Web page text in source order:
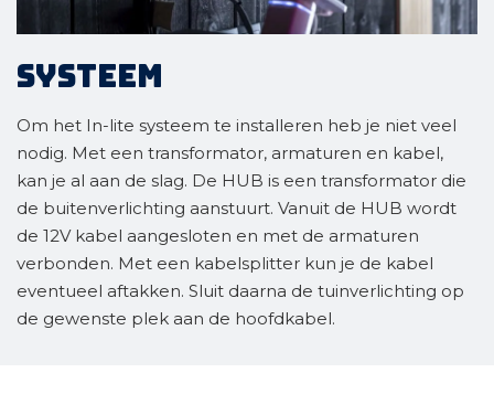
Systeem
Om het In-lite systeem te installeren heb je niet veel
nodig. Met een transformator, armaturen en kabel,
kan je al aan de slag. De HUB is een transformator die
de buitenverlichting aanstuurt. Vanuit de HUB wordt
de 12V kabel aangesloten en met de armaturen
verbonden. Met een kabelsplitter kun je de kabel
eventueel aftakken. Sluit daarna de tuinverlichting op
de gewenste plek aan de hoofdkabel.